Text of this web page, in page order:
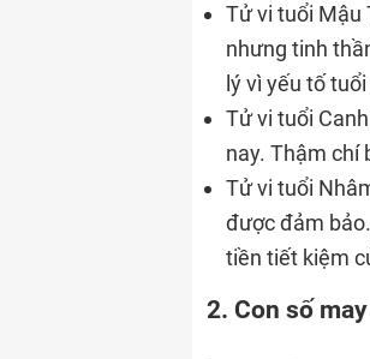
Tử vi tuổi Mậu
nhưng tinh
lý vì yếu tố
Tử vi tuổi
nay. Thậm chí
Tử vi tuổi
được đảm
tiền tiết kiệm
2. Con số